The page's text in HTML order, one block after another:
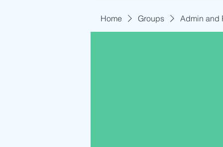
Home Groups Admin and